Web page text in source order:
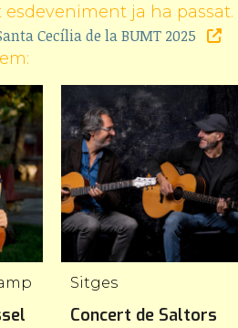
esdeveniment ja ha
Cecília de la BUMT 2025
Sitges
Concert de Saltors